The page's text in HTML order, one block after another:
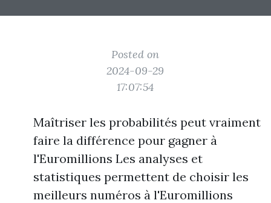
Posted on
2024-09-29
17:07:54
Maîtriser les probabilités peut vraiment
faire la différence pour gagner à
l'Euromillions Les analyses et
statistiques permettent de choisir les
meilleurs numéros à l'Euromillions